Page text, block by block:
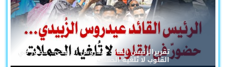
تقريرالرئيس القائد عيدروس الزُبيدي... حضورٌ في
القلوب لا تُلغيه الحملات